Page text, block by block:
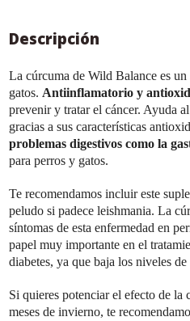
Descripción
La cúrcuma de Wild Balance es
gatos. Antiinflamatorio y
prevenir y tratar el cáncer. Ayuda
gracias a sus características
problemas digestivos como la
para perros y gatos.
Te recomendamos incluir este
peludo si padece leishmania. La
síntomas de esta enfermedad en
papel muy importante en el
diabetes, ya que baja los niveles
Si quieres potenciar el efecto de la
meses de invierno, te